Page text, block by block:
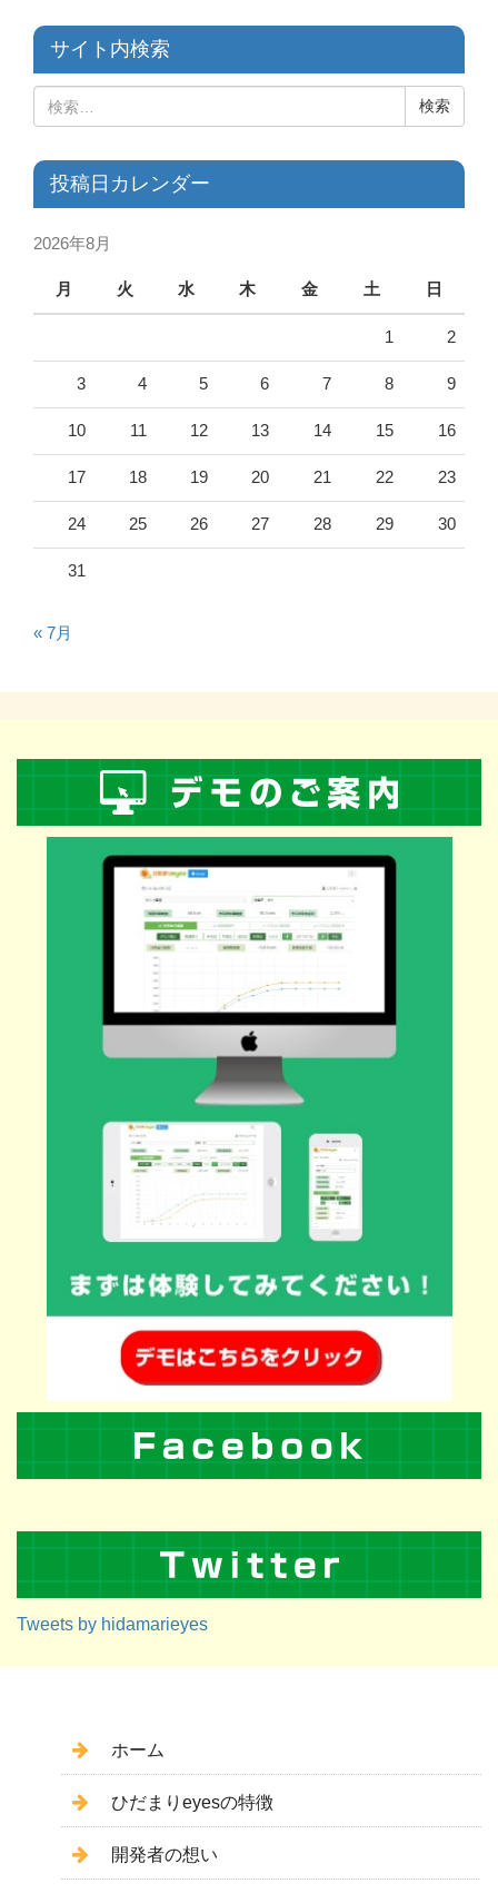
サイト内検索
投稿日カレンダー
2026年8月
月 火 水 木 金 土 日
1 2
3 4 5 6 7 8 9
10 11 12 13 14 15 16
17 18 19 20 21 22 23
24 25 26 27 28 29 30
31
« 7月
Tweets by hidamarieyes
ホーム
ひだまりeyesの特徴
開発者の想い